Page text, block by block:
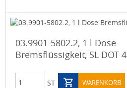
03.9901-5802.2, 1 l Dose
Bremsflüssigkeit, SL DOT 4
ST WARENKORB